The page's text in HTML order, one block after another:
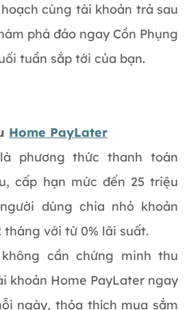
cùng tài khoản trả sau
phá đảo ngay Cồn Phụng
tuần sắp tới của bạn.
Home PayLater
phương thức thanh toán
cấp hạn mức đến 25 triệu
dùng chia nhỏ khoản
tháng với từ 0% lãi suất.
cần chứng minh thu
khoản Home PayLater ngay
ngày, thỏa thích mua sắm